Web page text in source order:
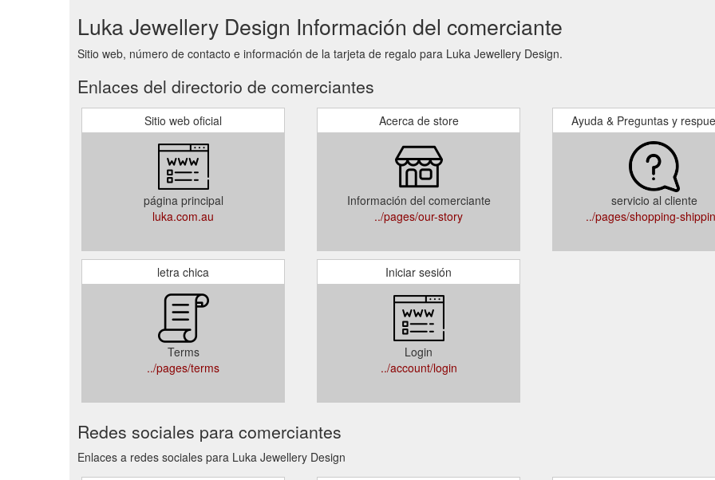
Luka Jewellery Design Información del comerciante
Sitio web, número de contacto e información de la tarjeta de regalo para Luka Jewellery Design.
Enlaces del directorio de comerciantes
Sitio web oficial
página principal
luka.com.au
Acerca de store
Información del comerciante
../pages/our-story
Ayuda & Preguntas y
servicio al cliente
../pages/shopping-
letra chica
Terms
../pages/terms
Iniciar sesión
Login
../account/login
Redes sociales para comerciantes
Enlaces a redes sociales para Luka Jewellery Design